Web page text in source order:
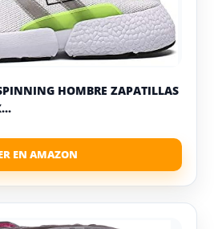
HOMBRE ZAPATILLAS